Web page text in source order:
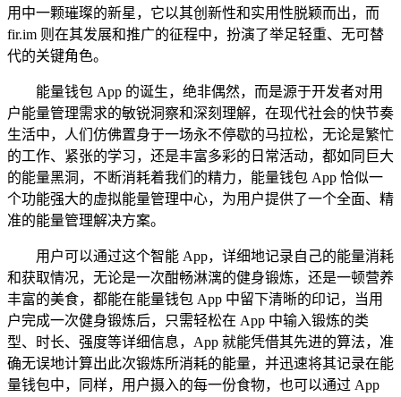
用中一颗璀璨的新星，它以其创新性和实用性脱颖而出，而
fir.im 则在其发展和推广的征程中，扮演了举足轻重、无可替
代的关键角色。
能量钱包 App 的诞生，绝非偶然，而是源于开发者对用
户能量管理需求的敏锐洞察和深刻理解，在现代社会的快节奏
生活中，人们仿佛置身于一场永不停歇的马拉松，无论是繁忙
的工作、紧张的学习，还是丰富多彩的日常活动，都如同巨大
的能量黑洞，不断消耗着我们的精力，能量钱包 App 恰似一
个功能强大的虚拟能量管理中心，为用户提供了一个全面、精
准的能量管理解决方案。
用户可以通过这个智能 App，详细地记录自己的能量消耗
和获取情况，无论是一次酣畅淋漓的健身锻炼，还是一顿营养
丰富的美食，都能在能量钱包 App 中留下清晰的印记，当用
户完成一次健身锻炼后，只需轻松在 App 中输入锻炼的类
型、时长、强度等详细信息，App 就能凭借其先进的算法，准
确无误地计算出此次锻炼所消耗的能量，并迅速将其记录在能
量钱包中，同样，用户摄入的每一份食物，也可以通过 App